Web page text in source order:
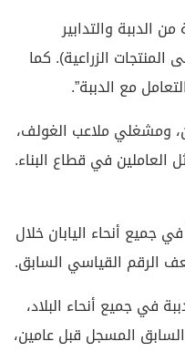
الدببة والتدابير
المنتجات الزراعية). كما
مع الدببة”.
ومشغلي ملاعب الغولف،
العاملين في قطاع البناء.
في مقتل 13 شخصاً في جميع أنحاء اليابان خلال
للدببة في جميع أنحاء البلاد،
المسجل قبل عامين،